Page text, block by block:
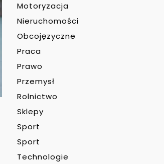
Motoryzacja
Nieruchomości
Obcojęzyczne
Praca
Prawo
Przemysł
Rolnictwo
Sklepy
Sport
Sport
Technologie